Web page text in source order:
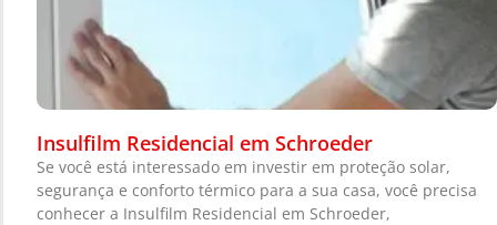
Insulfilm Residencial em Schroeder
Se você está interessado em investir em proteção solar,
segurança e conforto térmico para a sua casa, você precisa
conhecer a Insulfilm Residencial em Schroeder,